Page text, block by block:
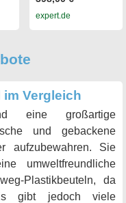
expert.de
Vergleich
eine großartige
und gebackene
aufzubewahren. Sie
umweltfreundliche
Plastikbeuteln, da
gibt jedoch viele